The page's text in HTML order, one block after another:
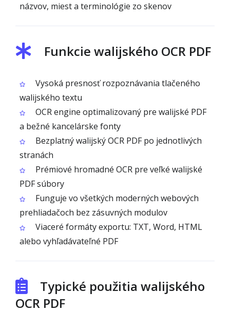
názvov, miest a terminológie zo skenov
Funkcie walijského OCR PDF
Vysoká presnosť rozpoznávania tlačeného
walijského textu
OCR engine optimalizovaný pre walijské PDF
a bežné kancelárske fonty
Bezplatný walijský OCR PDF po jednotlivých
stranách
Prémiové hromadné OCR pre veľké walijské
PDF súbory
Funguje vo všetkých moderných webových
prehliadačoch bez zásuvných modulov
Viaceré formáty exportu: TXT, Word, HTML
alebo vyhľadávateľné PDF
Typické použitia walijského
OCR PDF